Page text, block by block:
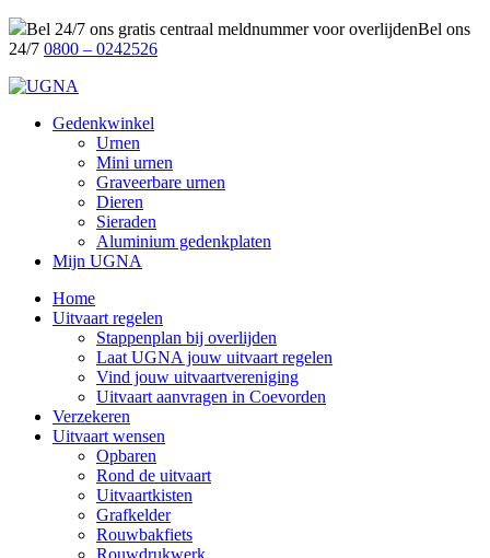
Bel 24/7 ons gratis centraal meldnummer voor overlijdenBel ons
24/7 0800 – 0242526
Gedenkwinkel
Urnen
Mini urnen
Graveerbare urnen
Dieren
Sieraden
Aluminium gedenkplaten
Mijn UGNA
Home
Uitvaart regelen
Stappenplan bij overlijden
Laat UGNA jouw uitvaart regelen
Vind jouw uitvaartvereniging
Uitvaart aanvragen in Coevorden
Verzekeren
Uitvaart wensen
Opbaren
Rond de uitvaart
Uitvaartkisten
Grafkelder
Rouwbakfiets
Rouwdrukwerk